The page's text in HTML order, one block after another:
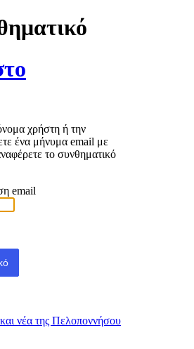
χρήστη ή την
ένα μήνυμα email με
το συνθηματικό
email
νέα της Πελοποννήσου